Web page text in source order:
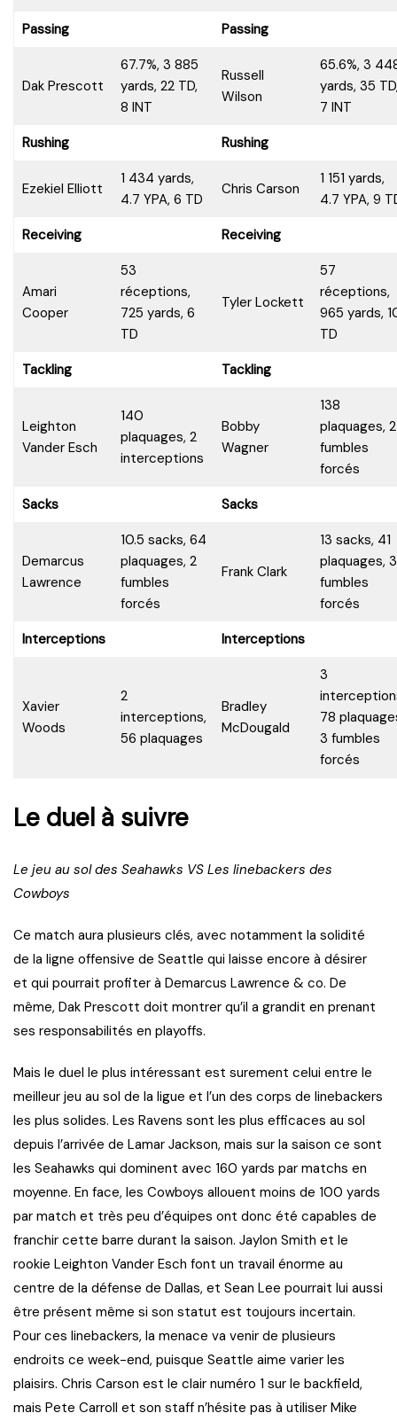
Passing
Passing
Dak Prescott
67.7%, 3 885
yards, 22 TD,
8 INT
Russell
Wilson
65.6%, 3
yards, 35
7 INT
Rushing
Rushing
Ezekiel Elliott
1 434 yards,
4.7 YPA, 6 TD
Chris Carson
1 151 yards,
4.7 YPA, 9
Receiving
Receiving
Amari
Cooper
53
réceptions,
725 yards, 6
TD
Tyler Lockett
57
réceptions,
965 yards,
TD
Tackling
Tackling
Leighton
Vander Esch
140
plaquages, 2
interceptions
Bobby
Wagner
138
plaquages, 2
fumbles
forcés
Sacks
Sacks
Demarcus
Lawrence
10.5 sacks, 64
plaquages, 2
fumbles
forcés
Frank Clark
13 sacks, 41
plaquages, 3
fumbles
forcés
Interceptions
Interceptions
Xavier
Woods
2
interceptions,
56 plaquages
Bradley
McDougald
3
78
3 fumbles
forcés
Le duel à suivre
Le jeu au sol des Seahawks VS Les linebackers des
Cowboys
Ce match aura plusieurs clés, avec notamment la solidité
de la ligne offensive de Seattle qui laisse encore à désirer
et qui pourrait profiter à Demarcus Lawrence & co. De
même, Dak Prescott doit montrer qu’il a grandit en prenant
ses responsabilités en playoffs.
Mais le duel le plus intéressant est surement celui entre le
meilleur jeu au sol de la ligue et l’un des corps de linebackers
les plus solides. Les Ravens sont les plus efficaces au sol
depuis l’arrivée de Lamar Jackson, mais sur la saison ce sont
les Seahawks qui dominent avec 160 yards par matchs en
moyenne. En face, les Cowboys allouent moins de 100 yards
par match et très peu d’équipes ont donc été capables de
franchir cette barre durant la saison. Jaylon Smith et le
rookie Leighton Vander Esch font un travail énorme au
centre de la défense de Dallas, et Sean Lee pourrait lui aussi
être présent même si son statut est toujours incertain.
Pour ces linebackers, la menace va venir de plusieurs
endroits ce week-end, puisque Seattle aime varier les
plaisirs. Chris Carson est le clair numéro 1 sur le backfield,
mais Pete Carroll et son staff n’hésite pas à utiliser Mike